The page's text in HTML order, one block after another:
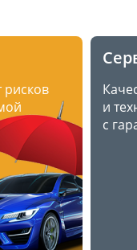
рисков
и
с